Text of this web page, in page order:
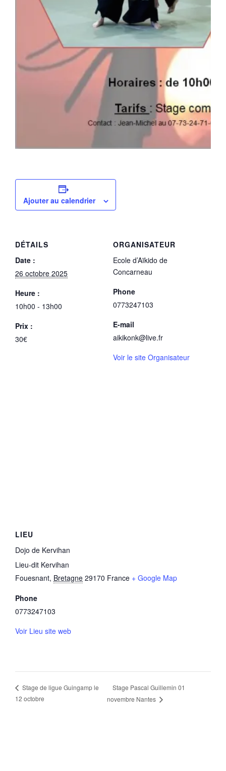
Ajouter au calendrier
DÉTAILS
Date :
26 octobre 2025
Heure :
10h00 - 13h00
Prix :
30€
ORGANISATEUR
Ecole d’Aïkido de
Concarneau
Phone
0773247103
E-mail
aikikonk@live.fr
Voir le site Organisateur
LIEU
Dojo de Kervihan
Lieu-dit Kervihan
Fouesnant, Bretagne 29170 France + Google Map
Phone
0773247103
Voir Lieu site web
Stage de ligue Guingamp le
12 octobre
Stage Pascal Guillemin 01
novembre Nantes